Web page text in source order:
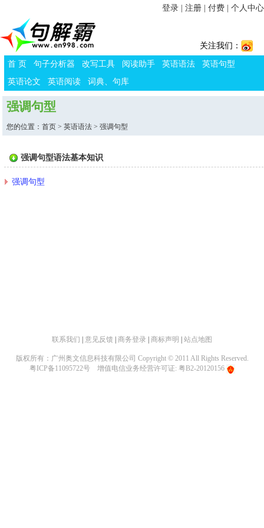
登录 注册 付费 个人中心
关注我们：
首 页 句子分析器 改写工具 阅读助手 英语语法
英语句型
英语论文
英语阅读 词典、句库
强调句型
您的位置：首页 >英语语法 > 强调句型
强调句型语法基本知识
强调句型
联系我们 意见反馈 商务登录 商标声明 站点地图
版权所有：广州奥文信息科技有限公司 Copyright © 2011 All Rights Reserved.
粤ICP备11095722号
增值电信业务经营许可证: 粤B2-20120156